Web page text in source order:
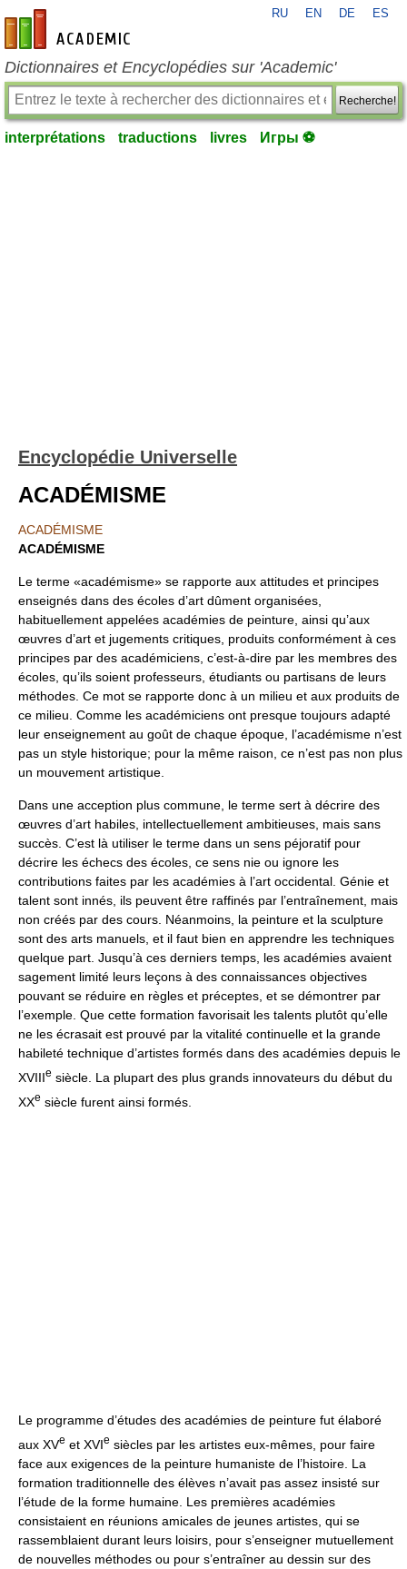
fr-academic.com
RU EN DE ES
Dictionnaires et Encyclopédies sur 'Academic'
Recherche!
interprétations traductions livres Игры ⚽
Encyclopédie Universelle
ACADÉMISME
ACADÉMISME
ACADÉMISME
Le terme «académisme» se rapporte aux attitudes et principes
enseignés dans des écoles d’art dûment organisées,
habituellement appelées académies de peinture, ainsi qu’aux
œuvres d’art et jugements critiques, produits conformément à ces
principes par des académiciens, c’est-à-dire par les membres des
écoles, qu’ils soient professeurs, étudiants ou partisans de leurs
méthodes. Ce mot se rapporte donc à un milieu et aux produits de
ce milieu. Comme les académiciens ont presque toujours adapté
leur enseignement au goût de chaque époque, l’académisme n’est
pas un style historique; pour la même raison, ce n’est pas non plus
un mouvement artistique.
Dans une acception plus commune, le terme sert à décrire des
œuvres d’art habiles, intellectuellement ambitieuses, mais sans
succès. C’est là utiliser le terme dans un sens péjoratif pour
décrire les échecs des écoles, ce sens nie ou ignore les
contributions faites par les académies à l’art occidental. Génie et
talent sont innés, ils peuvent être raffinés par l’entraînement, mais
non créés par des cours. Néanmoins, la peinture et la sculpture
sont des arts manuels, et il faut bien en apprendre les techniques
quelque part. Jusqu’à ces derniers temps, les académies avaient
sagement limité leurs leçons à des connaissances objectives
pouvant se réduire en règles et préceptes, et se démontrer par
l’exemple. Que cette formation favorisait les talents plutôt qu’elle
ne les écrasait est prouvé par la vitalité continuelle et la grande
habileté technique d’artistes formés dans des académies depuis le
XVIIIe siècle. La plupart des plus grands innovateurs du début du
XXe siècle furent ainsi formés.
Le programme d’études des académies de peinture fut élaboré
aux XVe et XVIe siècles par les artistes eux-mêmes, pour faire
face aux exigences de la peinture humaniste de l’histoire. La
formation traditionnelle des élèves n’avait pas assez insisté sur
l’étude de la forme humaine. Les premières académies
consistaient en réunions amicales de jeunes artistes, qui se
rassemblaient durant leurs loisirs, pour s’enseigner mutuellement
de nouvelles méthodes ou pour s’entraîner au dessin sur des